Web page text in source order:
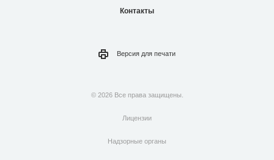
Контакты
Версия для печати
© 2026 Все права защищены.
Лицензии
Надзорные органы